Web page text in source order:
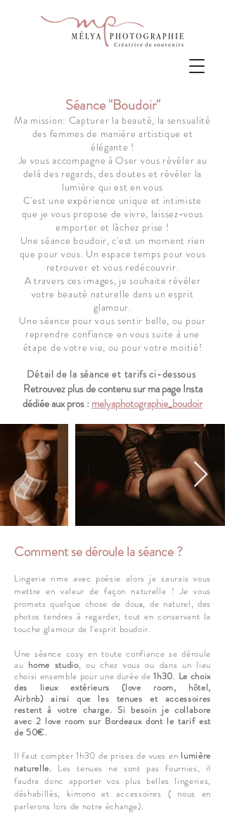
Séance "Boudoir"
Ma mission: Capturer la beauté, la sensualité
des femmes de manière artistique et
élégante !
Je vous accompagne à Oser vous révéler au
delà des regards, des doutes et révéler la
lumière qui est en vous
C'est une expérience unique et intimiste
que je vous propose de vivre, laissez-vous
emporter et lâchez prise !
Une séance boudoir, c'est un moment rien
que pour vous. Un espace temps pour vous
retrouver et vous redécouvrir.
A travers ces images, je souhaite révéler
votre beauté naturelle dans un esprit
glamour.
Une séance pour vous sentir belle, ou pour
reprendre confiance en vous suite à une
étape de votre vie, ou pour votre moitié!
Détail de la séance et tarifs ci-dessous
Retrouvez plus de contenu sur ma page Insta
dédiée aux pros : melyaphotographie_boudoir
Comment se déroule la séance ?
Lingerie rime avec poésie alors je saurais vous
mettre en valeur de façon naturelle ! Je vous
promets quelque chose de doux, de naturel, des
photos tendres à regarder, tout en conservant la
touche glamour de l'esprit boudoir.
Une séance cosy en toute confiance se déroule
au home studio, ou chez vous ou dans un lieu
choisi ensemble pour une durée de1h30. Le choix
des lieux extérieurs (love room, hôtel,
Airbnb)ainsi que les tenues et accessoires
restent à votre charge. Si besoin je collabore
avec 2 love room sur Bordeaux dont le tarif est
de 50€.
Il faut compter 1h30 de prises de vues en lumière
naturelle. Les tenues ne sont pas fournies, il
faudra donc apporter vos plus belles lingeries,
déshabillés, kimono et accessoires ( nous en
parlerons lors de notre échange).